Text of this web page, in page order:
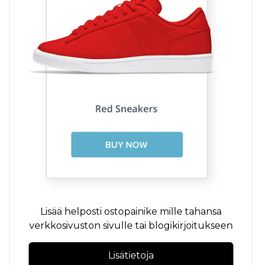
Lisää helposti ostopainike mille tahansa
verkkosivuston sivulle tai blogikirjoitukseen
Lisätietoja